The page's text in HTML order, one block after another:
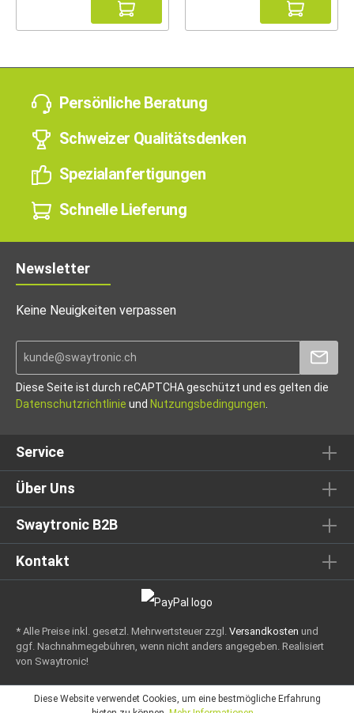
Persönliche Beratung
Schweizer Qualitätsdenken
Spezialanfertigungen
Schnelle Lieferung
Newsletter
Keine Neuigkeiten verpassen
Diese Seite ist durch reCAPTCHA geschützt und es gelten die
Datenschutzrichtlinie und Nutzungsbedingungen
Service
Über Uns
Swaytronic B2B
Kontakt
* Alle Preise inkl. gesetzl. Mehrwertsteuer zzgl. Versandkosten und
ggf. Nachnahmegebühren, wenn nicht anders angegeben. Realisiert
von Swaytronic!
Diese Website verwendet Cookies, um eine bestmögliche Erfahrung